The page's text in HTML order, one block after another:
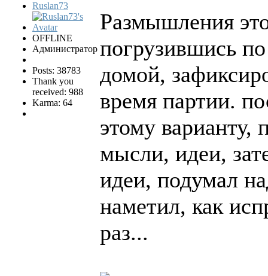
Ruslan73
OFFLINE
Администратор
Posts: 38783
Thank you
received: 988
Karma: 64
Размышления
погрузившись
домой,
время партии.
этому варианту,
мысли, идеи,
идеи, подумал
наметил, как
раз...